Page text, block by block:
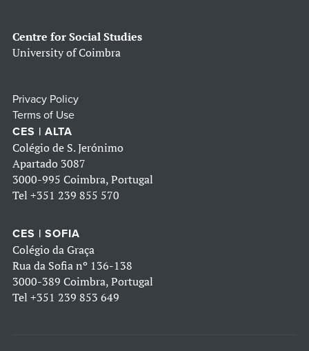
Centre for Social Studies
University of Coimbra
Privacy Policy
Terms of Use
CES | ALTA
Colégio de S. Jerónimo
Apartado 3087
3000-995 Coimbra, Portugal
Tel +351 239 855 570
CES | SOFIA
Colégio da Graça
Rua da Sofia nº 136-138
3000-389 Coimbra, Portugal
Tel +351 239 853 649